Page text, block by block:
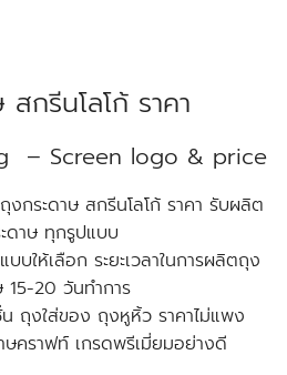
สกรีนโลโก้ ราคา
– Screen logo & price
งกระดาษ สกรีนโลโก้ ราคา รับผลิต
ดาษ ทุกรูปแบบ
บให้เลือก ระยะเวลาในการผลิตถุง
15-20 วันทำการ
ถุงใส่ของ ถุงหูหิ้ว ราคาไม่แพง
คราฟท์ เกรดพรีเมี่ยมอย่างดี